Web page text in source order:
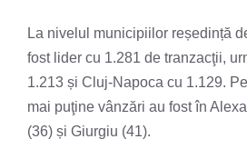
La nivelul municipiilor reședință
fost lider cu 1.281 de tranzacţii,
1.213 și Cluj-Napoca cu 1.129.
mai puţine vânzări au fost în
(36) și Giurgiu (41).